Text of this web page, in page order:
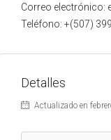
Correo electrónico:
Teléfono: +(507)
Detalles
Actualizado en